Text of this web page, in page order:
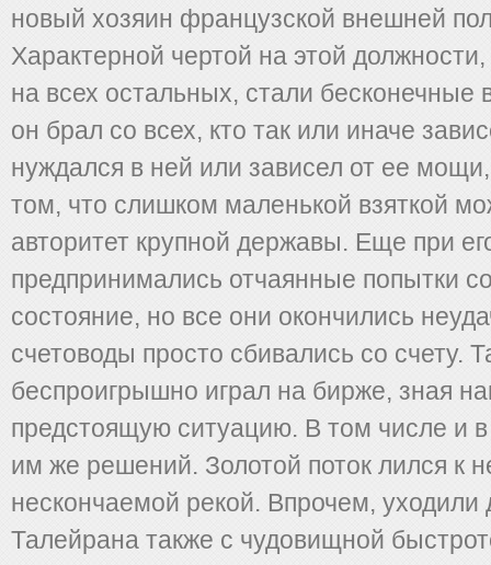
новый хозяин французской внешней
Характерной чертой на этой
на всех остальных, стали бесконечные
он брал со всех, кто так или иначе
нуждался в ней или зависел от ее
том, что слишком маленькой взяткой
авторитет крупной державы. Еще при
предпринимались отчаянные попытки
состояние, но все они окончились
счетоводы просто сбивались со счету.
беспроигрышно играл на бирже, зная
предстоящую ситуацию. В том числе и
им же решений. Золотой поток лился к
нескончаемой рекой. Впрочем, уходили
Талейрана также с чудовищной